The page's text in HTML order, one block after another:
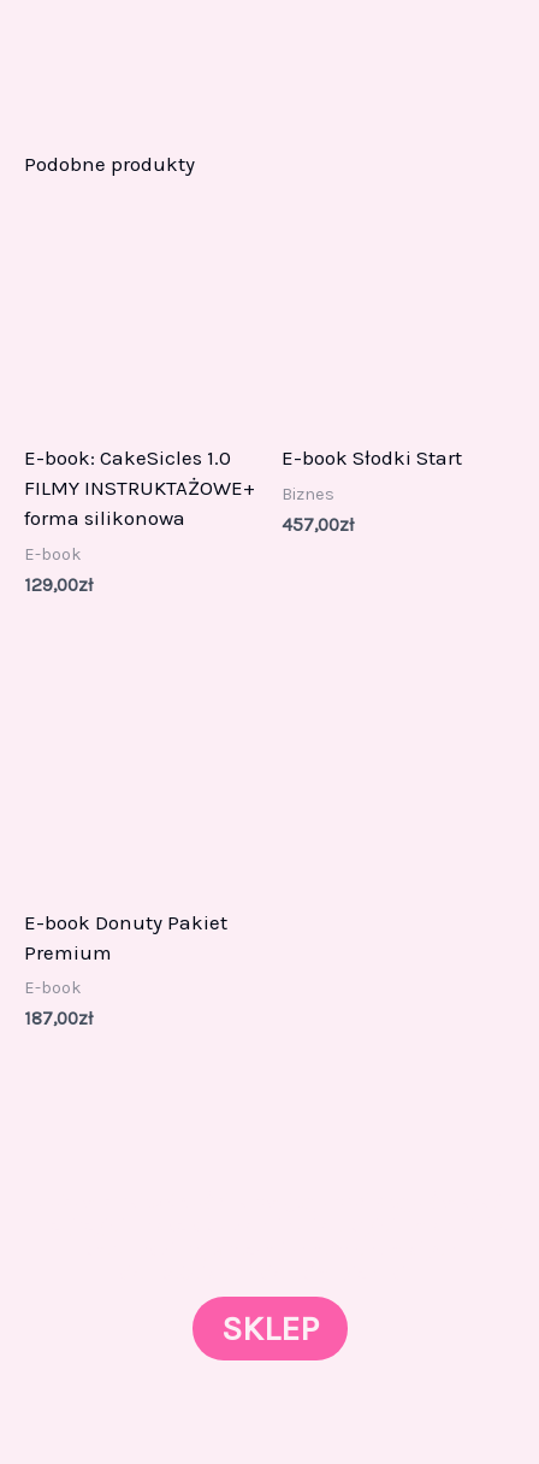
Podobne produkty
E-book: CakeSicles 1.0
FILMY INSTRUKTAŻOWE+
forma silikonowa
E-book
129,00zł
E-book Słodki Start
Biznes
457,00zł
E-book Donuty Pakiet
Premium
E-book
187,00zł
SKLEP